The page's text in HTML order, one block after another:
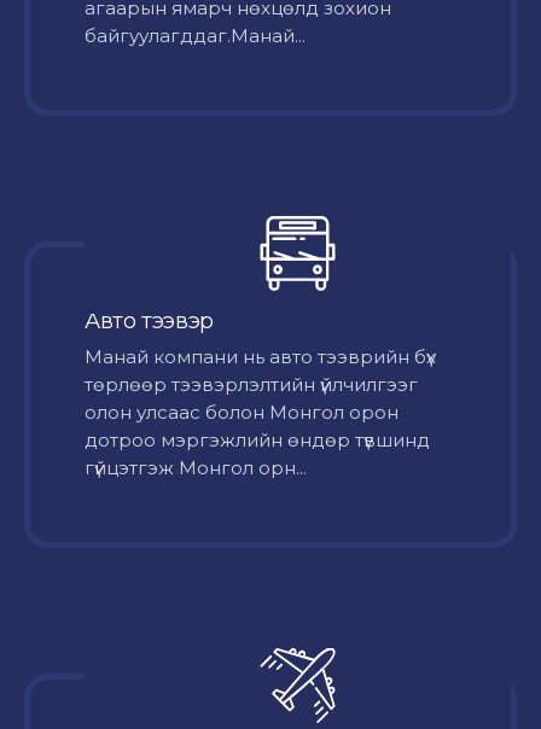
агаарын ямарч нөхцөлд зохион
байгуулагддаг.Манай...
Авто тээвэр
Mанай компани нь авто тээврийн бүх
төрлөөр тээвэрлэлтийн үйлчилгээг
олон улсаас болон Монгол орон
дотроо мэргэжлийн өндөр түвшинд
гүйцэтгэж Монгол орн...